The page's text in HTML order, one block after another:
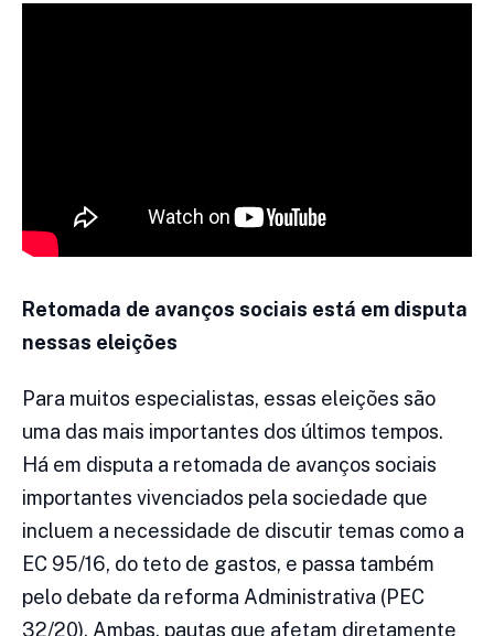
Retomada de avanços sociais está em disputa
nessas eleições
Para muitos especialistas, essas eleições são
uma das mais importantes dos últimos tempos.
Há em disputa a retomada de avanços sociais
importantes vivenciados pela sociedade que
incluem a necessidade de discutir temas como a
EC 95/16, do teto de gastos, e passa também
pelo debate da reforma Administrativa (PEC
32/20). Ambas, pautas que afetam diretamente